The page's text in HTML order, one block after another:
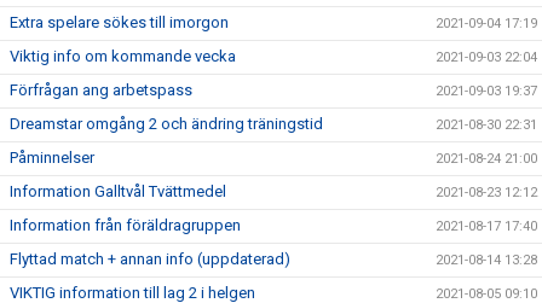
Extra spelare sökes till imorgon 2021-09-04 17:19
Viktig info om kommande vecka 2021-09-03 22:04
Förfrågan ang arbetspass 2021-09-03 19:37
Dreamstar omgång 2 och ändring träningstid 2021-08-30 22:31
Påminnelser 2021-08-24 21:00
Information Galltvål Tvättmedel 2021-08-23 12:12
Information från föräldragruppen 2021-08-17 17:40
Flyttad match + annan info (uppdaterad) 2021-08-14 13:28
VIKTIG information till lag 2 i helgen 2021-08-05 09:10